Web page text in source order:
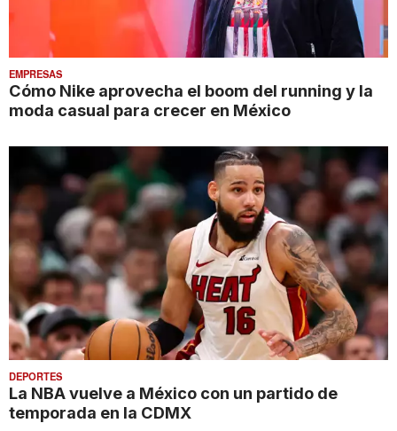
EMPRESAS
Cómo Nike aprovecha el boom del running y la
moda casual para crecer en México
DEPORTES
La NBA vuelve a México con un partido de
temporada en la CDMX